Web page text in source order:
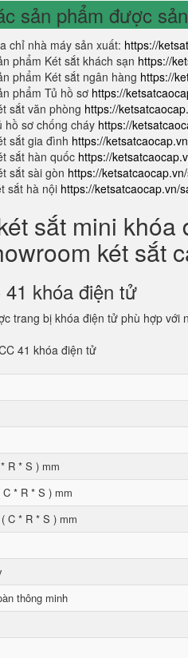
sản phẩm được
chỉ nhà máy sản xuất: https://
phẩm Két sắt khách sạn https://
phẩm Két sắt ngân hàng https://
phẩm Tủ hồ sơ https://
sắt văn phòng https://
hồ sơ chống cháy https://
sắt gia đình https://
sắt hàn quốc https://
sắt sài gòn https://
sắt hà nội https://ketsatcaocap.vn/
sắt mini
két sắt
41 khóa điện tử
trang bị khóa điện tử phù hợp với
R * S ) mm
* R * S ) mm
C * R * S ) mm
thông minh